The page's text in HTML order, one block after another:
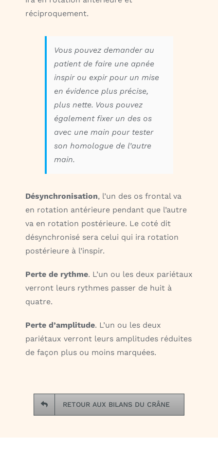
réciproquement.
Vous pouvez demander au
patient de faire une apnée
inspir ou expir pour un mise
en évidence plus précise,
plus nette. Vous pouvez
également fixer un des os
avec une main pour tester
son homologue de l’autre
main.
Désynchronisation, l’un des os frontal va
en rotation antérieure pendant que l’autre
va en rotation postérieure. Le coté dit
désynchronisé sera celui qui ira rotation
postérieure à l’inspir.
Perte de rythme. L’un ou les deux pariétaux
verront leurs rythmes passer de huit à
quatre.
Perte d’amplitude. L’un ou les deux
pariétaux verront leurs amplitudes réduites
de façon plus ou moins marquées.
RETOUR AUX BILANS DU CRÂNE